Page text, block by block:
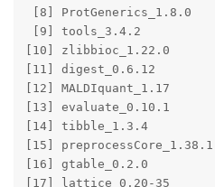
[8] ProtGenerics_1.8.0
[9] tools_3.4.2
[10] zlibbioc_1.22.0
[11] digest_0.6.12
[12] MALDIquant_1.17
[13] evaluate_0.10.1
[14] tibble_1.3.4
[15] preprocessCore_1.38.1
[16] gtable_0.2.0
[17] lattice_0.20-35